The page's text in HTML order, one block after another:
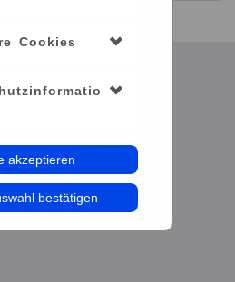
Cookies
akzeptieren
bestätigen
service